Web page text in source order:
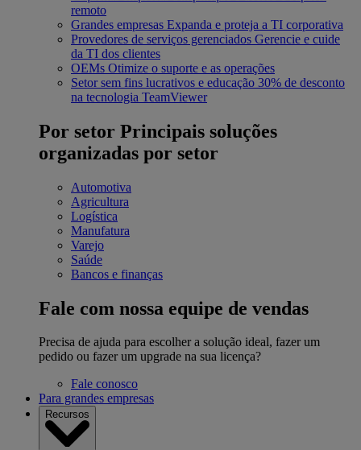
remoto
Grandes empresas Expanda e proteja a TI corporativa
Provedores de serviços gerenciados Gerencie e cuide
da TI dos clientes
OEMs Otimize o suporte e as operações
Setor sem fins lucrativos e educação 30% de desconto
na tecnologia TeamViewer
Por setor Principais soluções
organizadas por setor
Automotiva
Agricultura
Logística
Manufatura
Varejo
Saúde
Bancos e finanças
Fale com nossa equipe de vendas
Precisa de ajuda para escolher a solução ideal, fazer um
pedido ou fazer um upgrade na sua licença?
Fale conosco
Para grandes empresas
Recursos